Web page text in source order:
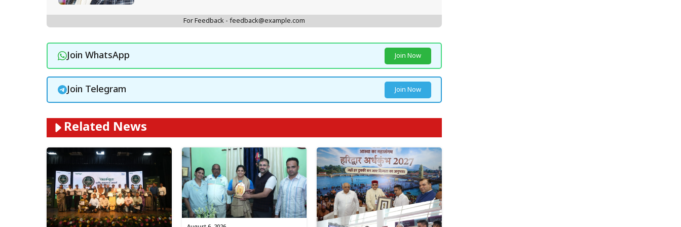
For Feedback - feedback@example.com
Join WhatsApp Join Now
Join Telegram Join Now
Related News